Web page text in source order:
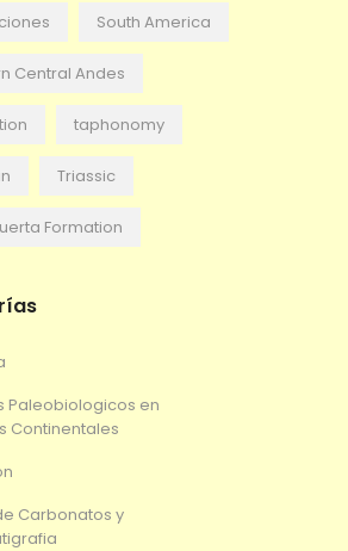
South America
Central Andes
taphonomy
Triassic
Formation
Paleobiologicos en
Continentales
Carbonatos y